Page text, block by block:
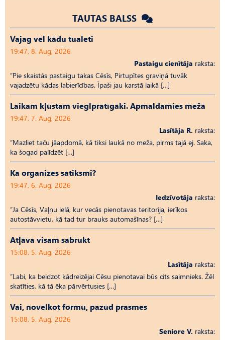
TAUTAS BALSS
Vajag vēl kādu tualeti
19:47, 8. Aug, 2026
Pastaigu cienītāja raksta:
“Pie skaistās pastaigu takas Cēsīs, Pirtupītes graviņā tuvāk
vajadzētu kādas labierīcības. Īpaši jau karstā laikā […]
Laikam kļūstam vieglprātīgāki. Apmaldamies mežā
19:47, 7. Aug, 2026
Lasītāja R. raksta:
“Mazliet taču jāapdomā, kā tiksi laukā no meža, pirms tajā ej. Saka,
ka šogad palīdzēt […]
Kā organizēs satiksmi?
19:47, 6. Aug, 2026
Iedzīvotāja raksta:
“Ja Cēsīs, Vaļņu ielā, kur vecās pienotavas teritorija, ierīkos
autostāvvietu, kā tad tur brauks automašīnas? […]
Atļāva visam sabrukt
15:08, 5. Aug, 2026
Lasītāja raksta:
“Labi, ka beidzot kādreizējai Cēsu pienotavai būs cits saimnieks. Žēl
skatīties, kā tā ēka pārvērtusies […]
Vai, novelkot formu, pazūd prasmes
15:08, 5. Aug, 2026
Seniore V. raksta: